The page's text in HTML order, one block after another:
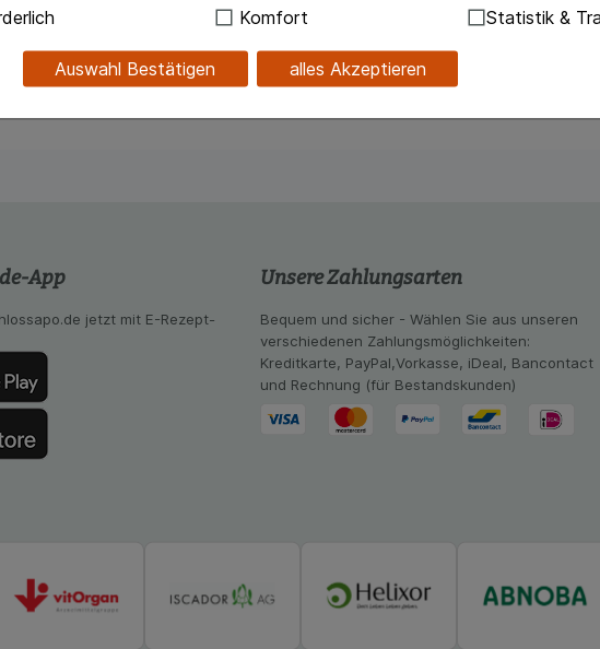
Hierbei handelt es sich um Cookies, die für die Grundfunktionen
für die Wiedererkennung des Besuchers oder unsere Seite an
Sie, dass Daten hierfür teilweise an Dritte wie z.B. Google oder
Komfort Statistik &
Auswahl Bestätigen alles Akzeptieren
geeignet
App
jetzt mit E-Rezept-
Unsere Zahlungsarten
Bequem und sicher - Wählen Sie aus unseren
verschiedenen Zahlungsmöglichkeiten:
Kreditkarte, PayPal,Vorkasse, iDeal, Bancontact
und Rechnung (für Bestandskunden)